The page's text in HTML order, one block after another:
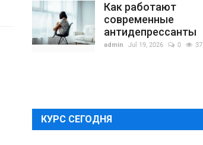
Как работают
современные
антидепрессанты
admin Jul 19, 2026 0 37
КУРС СЕГОДНЯ